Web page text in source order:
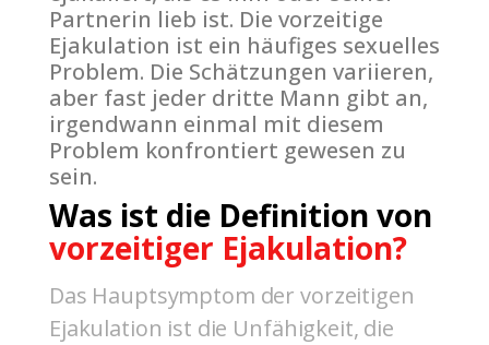
Partnerin lieb ist. Die vorzeitige
Ejakulation ist ein häufiges sexuelles
Problem. Die Schätzungen variieren,
aber fast jeder dritte Mann gibt an,
irgendwann einmal mit diesem
Problem konfrontiert gewesen zu
sein.
Was ist die Definition von
vorzeitiger Ejakulation?
Das Hauptsymptom der vorzeitigen
Ejakulation ist die Unfähigkeit, die